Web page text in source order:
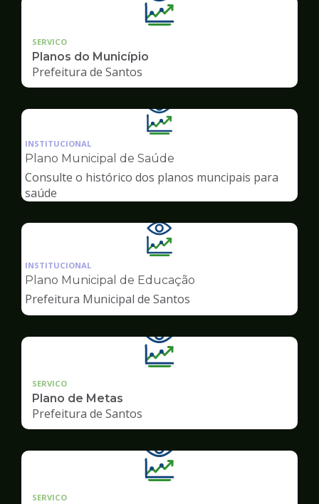
SERVICO
Planos do Município
Prefeitura de Santos
Ilustração
da
pagina
de
Transparência
INSTITUCIONAL
Plano Municipal de Saúde
Consulte o histórico dos planos muncipais para
saúde
Ilustração
da
pagina
de
Transparência
INSTITUCIONAL
Plano Municipal de Educação
Prefeitura Municipal de Santos
SERVICO
Plano de Metas
Prefeitura de Santos
SERVICO